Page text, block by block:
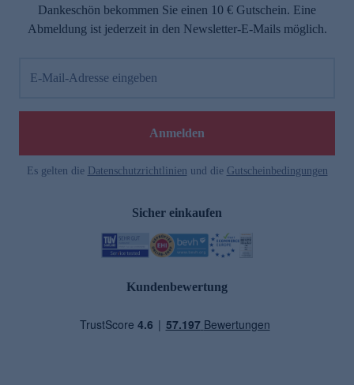
Dankeschön bekommen Sie einen 10 € Gutschein. Eine
Abmeldung ist jederzeit in den Newsletter-E-Mails möglich.
E-Mail-Adresse eingeben
Anmelden
Es gelten die Datenschutzrichtlinien und die Gutscheinbedingungen
Sicher einkaufen
Kundenbewertung